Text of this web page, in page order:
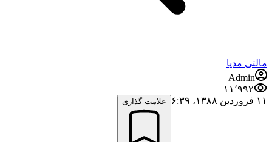
مالتی مدیا
Admin
۱۱٬۹۹۲
۱۱ فروردین ۱۳۸۸،‏ ۶:۳۹
علامت گذاری